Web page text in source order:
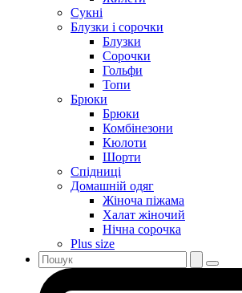
Сукні
Блузки і сорочки
Блузки
Сорочки
Гольфи
Топи
Брюки
Брюки
Комбінезони
Кюлоти
Шорти
Спідниці
Домашній одяг
Жіноча піжама
Халат жіночий
Нічна сорочка
Plus size